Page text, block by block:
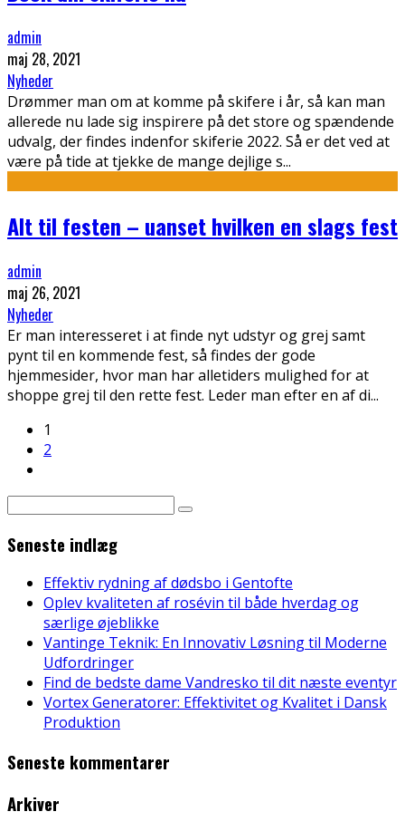
admin
maj 28, 2021
Nyheder
Drømmer man om at komme på skifere i år, så kan man
allerede nu lade sig inspirere på det store og spændende
udvalg, der findes indenfor skiferie 2022. Så er det ved at
være på tide at tjekke de mange dejlige s...
Alt til festen – uanset hvilken en slags fest
admin
maj 26, 2021
Nyheder
Er man interesseret i at finde nyt udstyr og grej samt
pynt til en kommende fest, så findes der gode
hjemmesider, hvor man har alletiders mulighed for at
shoppe grej til den rette fest. Leder man efter en af di...
1
2
Seneste indlæg
Effektiv rydning af dødsbo i Gentofte
Oplev kvaliteten af rosévin til både hverdag og
særlige øjeblikke
Vantinge Teknik: En Innovativ Løsning til Moderne
Udfordringer
Find de bedste dame Vandresko til dit næste eventyr
Vortex Generatorer: Effektivitet og Kvalitet i Dansk
Produktion
Seneste kommentarer
Arkiver